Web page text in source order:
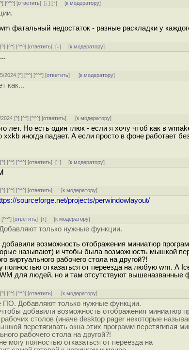
] [^^^] [ответить][↓] [↑] [к модератору]
фатальный недостаток - разные раскладки у
^] [^^] [^^^] [ответить][↓] [к модератору]
2024 [^] [^^] [^^^] [ответить] [к модератору]
как...
[^] [^^] [^^^] [ответить] [к модератору]
лет. Но есть один глюк - если я хочу чтоб как в
xxkb иногда падает. А если просто в фоне работает
^] [^^] [^^^] [ответить][↑] [к модератору]
^] [^^] [^^^] [ответить] [к модератору]
sourceforge.net/projects/perwindowlayout/
[^^^] [ответить][↑] [к модератору]
только нужные функции.
возможность отображения миниатюр
называют) и чтобы была возможность мышкой
виртуального рабочего стола на другой?!
отказаться от переезда на любую wm. А
для людей, но и там отсутствуют вышеназванные
^] [^^] [^^^] [ответить] [к модератору]
ПО. Добавляют только нужные функции.
добавили возможность отображения миниатюр
столов (иначе desktop pager некоторые
перетягивать окна этих программ перетягивая
рабочего стола на другой?!
могу полностью отказаться от переезда на